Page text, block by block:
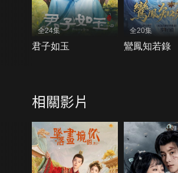
全24集
君子如玉
全20集
鸞鳳知若錄
相關影片